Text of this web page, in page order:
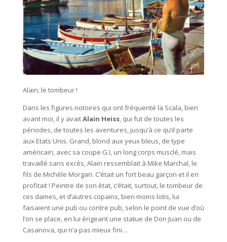
Alain, le tombeur !
Dans les figures notoires qui ont fréquenté la Scala, bien
avant moi, il y avaitAlain Heiss, qui fut de toutes les
périodes, de toutes les aventures, jusqu’à ce qu’il parte
aux Etats Unis. Grand, blond aux yeux bleus, de type
américain, avec sa coupe G.I, un long corps musclé, mais
travaillé sans excès, Alain ressemblait à Mike Marchal, le
fils de Michèle Morgan. C’était un fort beau garçon et il en
profitait ! Peintre de son état, c’était, surtout, le tombeur de
ces dames, et d’autres copains, bien moins lotis, lui
faisaient une pub ou contre pub, selon le point de vue d’où
l’on se place, en lui érigeant une statue de Don Juan ou de
Casanova, qui n’a pas mieux fini…